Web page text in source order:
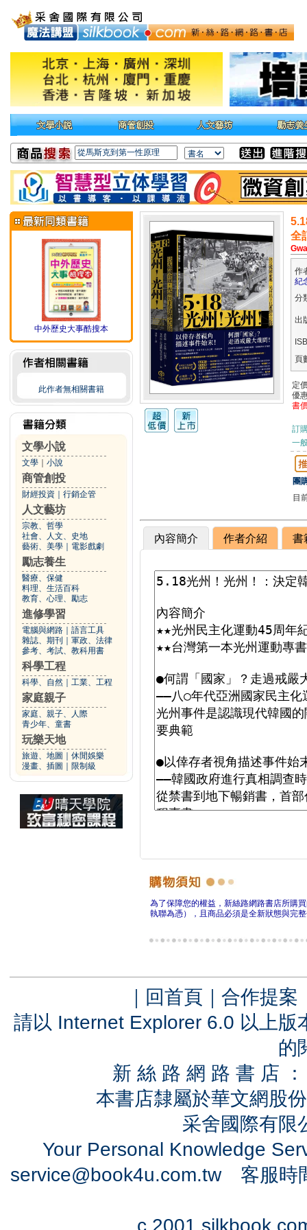
中外歷史大事酷搜本
此作者無相關書籍
文學小說
文學 小說
商管創投
財經投資 行銷企管
人文藝坊
宗教、哲學
社會、人文、史地
藝術、美學
電影戲劇
勵志養生
醫療、保健
料理、生活百科
教育、心理、勵志
進修學習
電腦與網路
語言工具
雜誌、期刊
軍政、法律
參考、考試、教科用書
科學工程
科學、自然 工業、工程
家庭親子
家庭、親子、人際
青少年、童書
玩樂天地
旅遊、地圖
休閒娛樂
漫畫、插圖
限制級
全
作
紀
分
出
頁
定
優
書
訂
一
團
目
內容簡介 作者介紹 書
為了保障您的權益，新絲路網路書店所購
執聯為憑），且商品必須是全新狀態與完
｜ 回首頁 ｜ 合作提案
請以 Internet Explorer 6.0 以上
的
新 絲 路 網 路 書 店
本書店隸屬於華文網股
采舍國際有
Your Personal Knowledge
service@book4u.com.tw客服時
c 2001